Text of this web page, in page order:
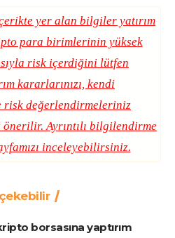
yer alan bilgiler yatırım
para birimlerinin yüksek
risk içerdiğini lütfen
kararlarınızı, kendi
risk değerlendirmeleriniz
Ayrıntılı bilgilendirme
inceleyebilirsiniz.
borsasına yaptırım